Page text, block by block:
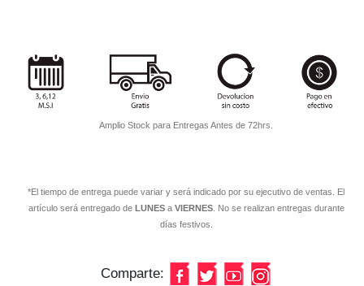
Amplio Stock para Entregas Antes de 72hrs.
*El tiempo de entrega puede variar y será indicado por su ejecutivo de ventas. El
artículo será entregado de LUNESa VIERNES. No se realizan entregas durante
días festivos.
Comparte: